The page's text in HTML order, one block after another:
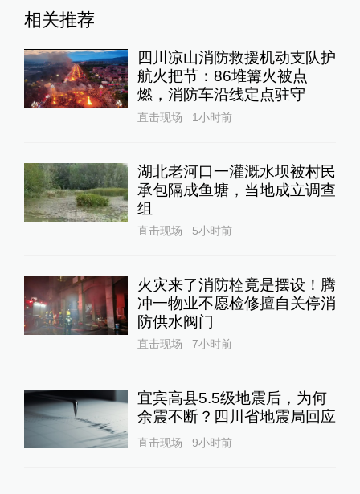
相关推荐
四川凉山消防救援机动支队护
航火把节：86堆篝火被点
燃，消防车沿线定点驻守
直击现场 1小时前
湖北老河口一灌溉水坝被村民
承包隔成鱼塘，当地成立调查
组
直击现场 5小时前
火灾来了消防栓竟是摆设！腾
冲一物业不愿检修擅自关停消
防供水阀门
直击现场 7小时前
宜宾高县5.5级地震后，为何
余震不断？四川省地震局回应
直击现场 9小时前